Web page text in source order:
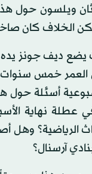
ويلسون حول
لكن الخلاف كان
ديف جونز
خمس سنوات
أسئلة حول
في عطلة نهاية
الرياضية؟
آرسنال؟